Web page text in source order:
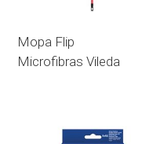
Mopa Flip
Microfibras Vileda